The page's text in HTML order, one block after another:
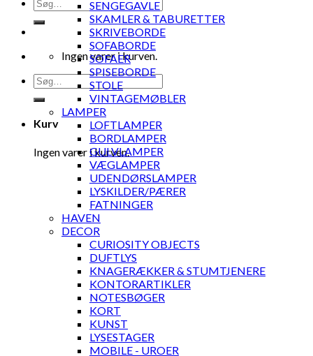
efter:
Ingen varer i kurven.
Søg
efter:
Kurv
Ingen varer i kurven.
SENGEGAVLE
SKAMLER & TABURETTER
SKRIVEBORDE
SOFABORDE
SOFAER
SPISEBORDE
STOLE
VINTAGEMØBLER
LAMPER
LOFTLAMPER
BORDLAMPER
GULVLAMPER
VÆGLAMPER
UDENDØRSLAMPER
LYSKILDER/PÆRER
FATNINGER
HAVEN
DECOR
CURIOSITY OBJECTS
DUFTLYS
KNAGERÆKKER & STUMTJENERE
KONTORARTIKLER
NOTESBØGER
KORT
KUNST
LYSESTAGER
MOBILE - UROER